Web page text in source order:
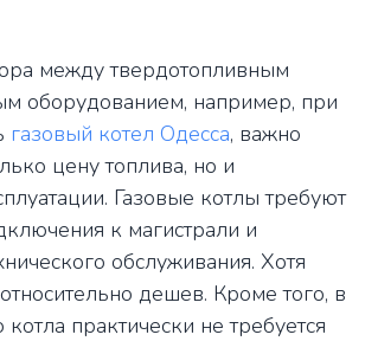
между твердотопливным
оборудованием, например, при
газовый котел Одесса, важно
цену топлива, но и
Газовые котлы требуют
к магистрали и
обслуживания. Хотя
дешев. Кроме того, в
котла практически не требуется